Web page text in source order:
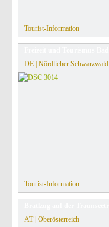
Tourist-Information
DE | Nördlicher Schwarzwald
Tourist-Information
AT | Oberösterreich